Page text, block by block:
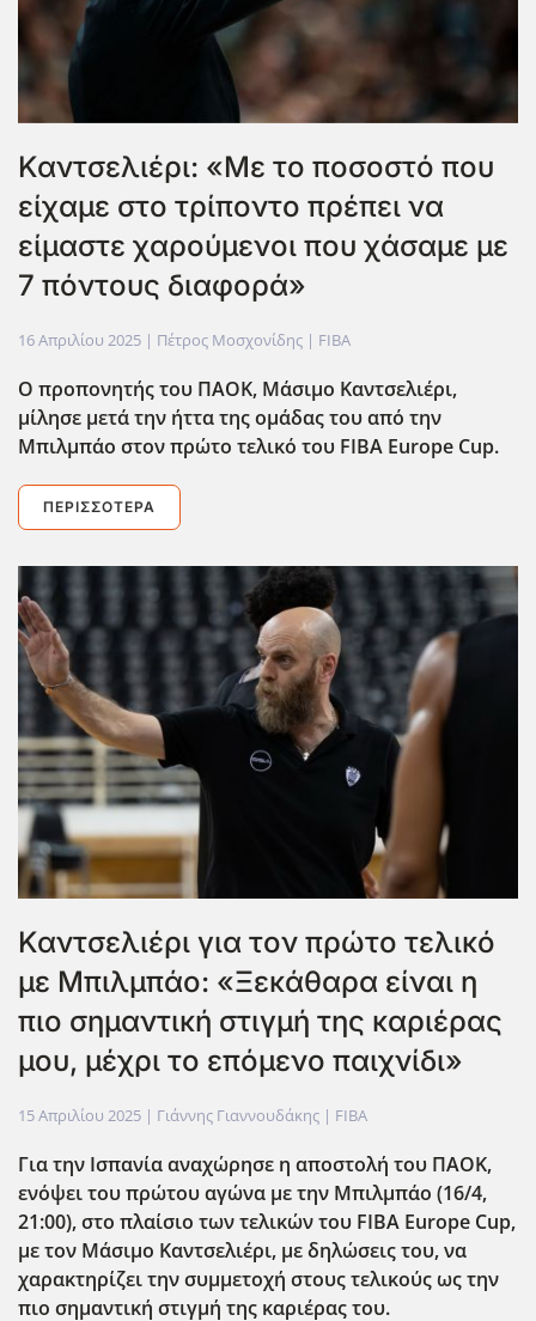
Καντσελιέρι: «Με το ποσοστό που
είχαμε στο τρίποντο πρέπει να
είμαστε χαρούμενοι που χάσαμε με
7 πόντους διαφορά»
16 Απριλίου 2025 | Πέτρος Μοσχονίδης | FIBA
Ο προπονητής του ΠΑΟΚ, Μάσιμο Καντσελιέρι,
μίλησε μετά την ήττα της ομάδας του από την
Μπιλμπάο στον πρώτο τελικό του FIBA Europe Cup.
ΠΕΡΙΣΣΌΤΕΡΑ
Καντσελιέρι για τον πρώτο τελικό
με Μπιλμπάο: «Ξεκάθαρα είναι η
πιο σημαντική στιγμή της καριέρας
μου, μέχρι το επόμενο παιχνίδι»
15 Απριλίου 2025 | Γιάννης Γιαννουδάκης | FIBA
Για την Ισπανία αναχώρησε η αποστολή του ΠΑΟΚ,
ενόψει του πρώτου αγώνα με την Μπιλμπάο (16/4,
21:00), στο πλαίσιο των τελικών του FIBA Europe Cup,
με τον Μάσιμο Καντσελιέρι, με δηλώσεις του, να
χαρακτηρίζει την συμμετοχή στους τελικούς ως την
πιο σημαντική στιγμή της καριέρας του.